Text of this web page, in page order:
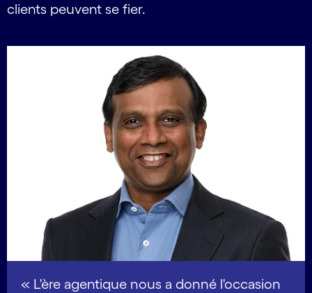
clients peuvent se fier.
« L'ère agentique nous a donné l'occasion